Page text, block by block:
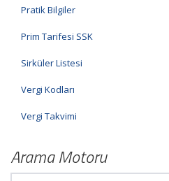
Pratik Bilgiler
Prim Tarifesi SSK
Sirküler Listesi
Vergi Kodları
Vergi Takvimi
Arama Motoru